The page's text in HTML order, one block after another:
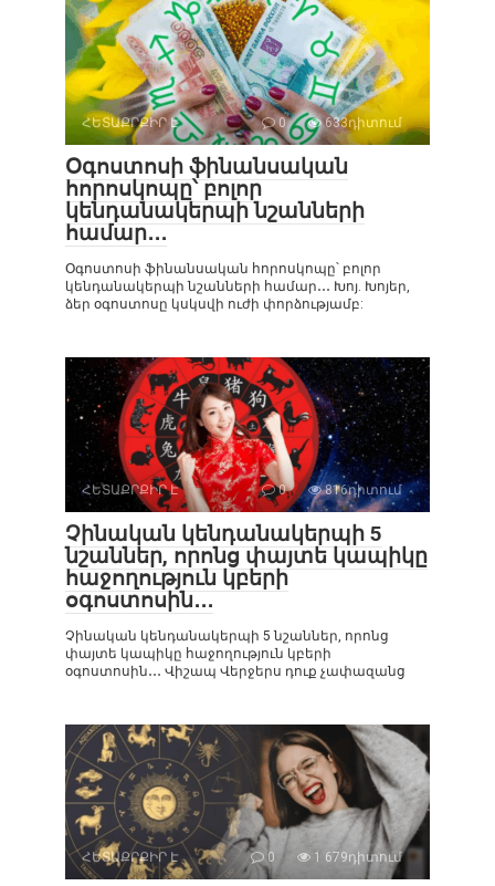
ՀԵՏԱՔՐՔԻՐ Է 0 633դիտում
Օգոստոսի ֆինանսական
հորոսկոպը՝ բոլոր
կենդանակերպի նշանների
համար․․․
Օգոստոսի ֆինանսական հորոսկոպը՝ բոլոր
կենդանակերպի նշանների համար․․․ Խոյ. Խոյեր,
ձեր օգոստոսը կսկսվի ուժի փորձությամբ:
ՀԵՏԱՔՐՔԻՐ Է 0 816դիտում
Չինական կենդանակերպի 5
նշաններ, որոնց փայտե կապիկը
հաջողություն կբերի
օգոստոսին․․․
Չինական կենդանակերպի 5 նշաններ, որոնց
փայտե կապիկը հաջողություն կբերի
օգոստոսին․․․ Վիշապ Վերջերս դուք չափազանց
ՀԵՏԱՔՐՔԻՐ Է 0 1 679դիտում